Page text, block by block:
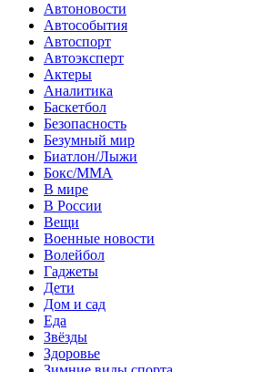
Автоновости
Автособытия
Автоспорт
Автоэксперт
Актеры
Аналитика
Баскетбол
Безопасность
Безумный мир
Биатлон/Лыжи
Бокс/MMA
В мире
В России
Вещи
Военные новости
Волейбол
Гаджеты
Дети
Дом и сад
Еда
Звёзды
Здоровье